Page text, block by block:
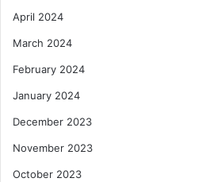
April 2024
March 2024
February 2024
January 2024
December 2023
November 2023
October 2023